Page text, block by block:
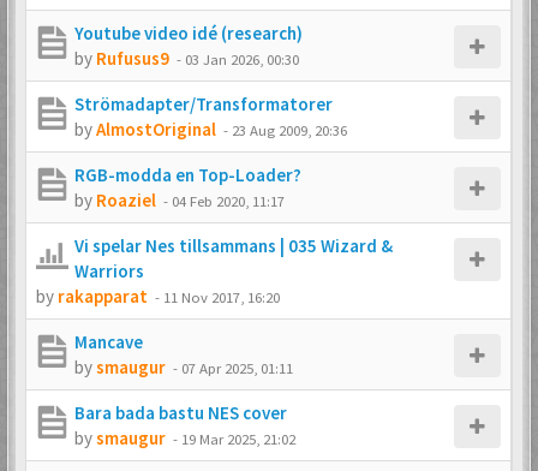
Youtube video idé (research)
by Rufusus9 - 03 Jan 2026, 00:30
Strömadapter/Transformatorer
byAlmostOriginal - 23 Aug 2009, 20:36
RGB-modda en Top-Loader?
by Roaziel - 04 Feb 2020, 11:17
Vi spelar Nes tillsammans | 035 Wizard &
Warriors
by rakapparat - 11 Nov 2017, 16:20
Mancave
bysmaugur - 07 Apr 2025, 01:11
Bara bada bastu NES cover
bysmaugur - 19 Mar 2025, 21:02